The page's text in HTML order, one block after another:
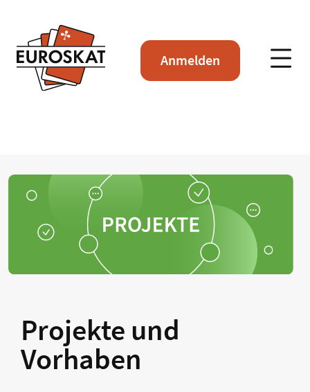
Anmelden
Projekte und
Vorhaben